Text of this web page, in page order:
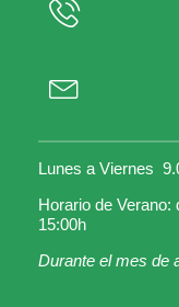
Lunes a Viernes
Horario de Verano:
15:00h
Durante el mes de